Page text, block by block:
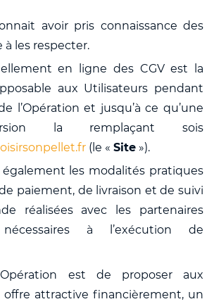
avoir pris connaissance des
à les respecter.
en ligne des CGV est la
aux Utilisateurs pendant
l’Opération et jusqu’à ce qu’une
la remplaçant sois
(le « Site »).
également les modalités pratiques
paiement, de livraison et de suivi
réalisées avec les partenaires
nécessaires à l’exécution de
est de proposer aux
offre attractive financièrement, un